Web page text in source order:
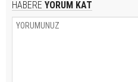
HABERE YORUM KAT